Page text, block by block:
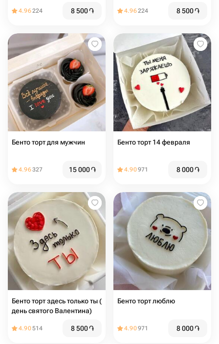
4.96224 8 500֏ 4.96224 8 500֏
Бенто торт для мужчин
4.96327 15 000֏
Бенто торт 14 февраля
4.90971 8 000֏
Бенто торт здесь только ты (
день святого Валентина)
4.90514 8 500֏
Бенто торт люблю
4.90971 8 000֏